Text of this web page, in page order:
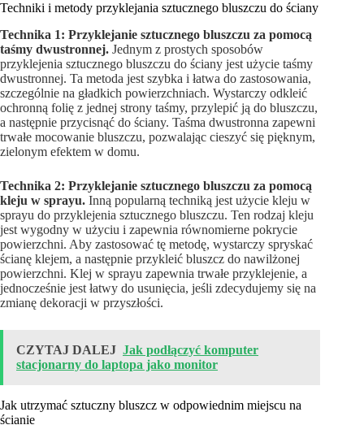
Techniki i metody przyklejania sztucznego bluszczu do ściany
Technika 1: Przyklejanie sztucznego bluszczu za pomocą
taśmy dwustronnej. Jednym z prostych sposobów
przyklejenia sztucznego bluszczu do ściany jest użycie taśmy
dwustronnej. Ta metoda jest szybka i łatwa do zastosowania,
szczególnie na gładkich powierzchniach. Wystarczy odkleić
ochronną folię z jednej strony taśmy, przylepić ją do bluszczu,
a następnie przycisnąć do ściany. Taśma dwustronna zapewni
trwałe mocowanie bluszczu, pozwalając cieszyć się pięknym,
zielonym efektem w domu.
Technika 2: Przyklejanie sztucznego bluszczu za pomocą
kleju w sprayu. Inną popularną techniką jest użycie kleju w
sprayu do przyklejenia sztucznego bluszczu. Ten rodzaj kleju
jest wygodny w użyciu i zapewnia równomierne pokrycie
powierzchni. Aby zastosować tę metodę, wystarczy spryskać
ścianę klejem, a następnie przykleić bluszcz do nawilżonej
powierzchni. Klej w sprayu zapewnia trwałe przyklejenie, a
jednocześnie jest łatwy do usunięcia, jeśli zdecydujemy się na
zmianę dekoracji w przyszłości.
CZYTAJ DALEJ Jak podłączyć komputer
stacjonarny do laptopa jako monitor
Jak utrzymać sztuczny bluszcz w odpowiednim miejscu na
ścianie